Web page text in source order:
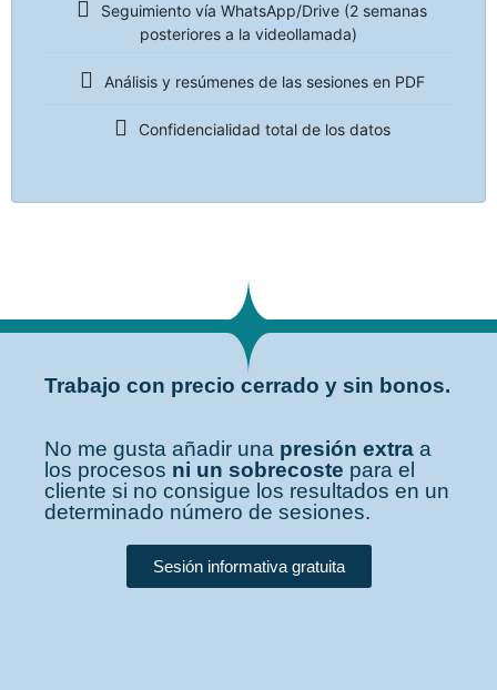
Seguimiento vía WhatsApp/Drive (2 semanas
posteriores a la videollamada)
Análisis y resúmenes de las sesiones en PDF
Confidencialidad total de los datos
Trabajo con precio cerrado y sin bonos.
No me gusta añadir una presión extra a
los procesos ni un sobrecoste para el
cliente si no consigue los resultados en un
determinado número de sesiones.
Sesión informativa gratuita